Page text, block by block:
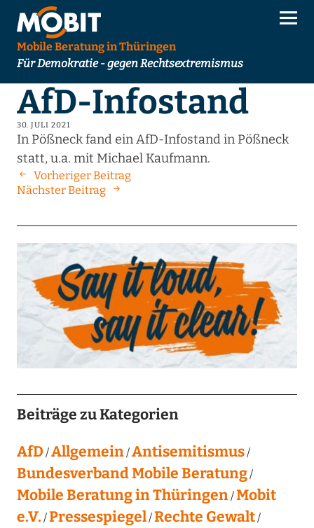
Mobile Beratung in Thüringen
Für Demokratie - gegen Rechtsextremismus
AfD-Infostand
30. JULI 2021
In Pößneck fand ein AfD-Infostand in Pößneck
statt, u.a. mit Michael Kaufmann.
Vorheriger Beitrag
Nächster Beitrag
Beiträge zu Kategorien
AfD Allgemein Antisemitismus
Bundesverband Mobile Beratung
Mobile Beratung in Thüringen Mobit
e.V. Pressespiegel Rechte Gewalt